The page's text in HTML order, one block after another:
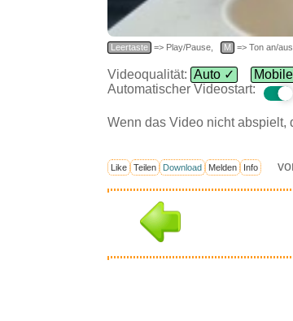
Leertaste => Play/Pause, M => Ton an/
Videoqualität: Auto ✓ Mobile
Automatischer Videostart:
Wenn das Video nicht abspielt,
Like Teilen Download Melden Info